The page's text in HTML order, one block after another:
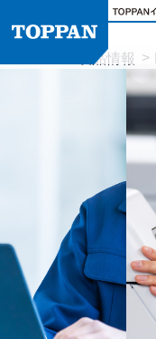
製品情報